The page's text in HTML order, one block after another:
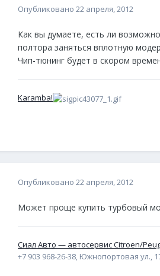
Опубликовано 22 апреля, 2012
Как вы думаете, есть ли
полтора заняться вплотную
Чип-тюнинг будет в скором
Karamba!
Опубликовано 22 апреля, 2012
Может проще купить турбовый
Сиал Авто — автосервис Citroen/
+7 903 968-26-38, Южнопортовая ул.,